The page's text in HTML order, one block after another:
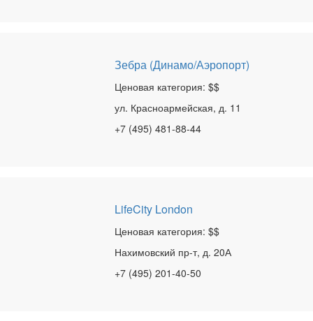
Зебра (Динамо/Аэропорт)
Ценовая категория: $$
ул. Красноармейская, д. 11
+7 (495) 481-88-44
LifeCity London
Ценовая категория: $$
Нахимовский пр-т, д. 20А
+7 (495) 201-40-50